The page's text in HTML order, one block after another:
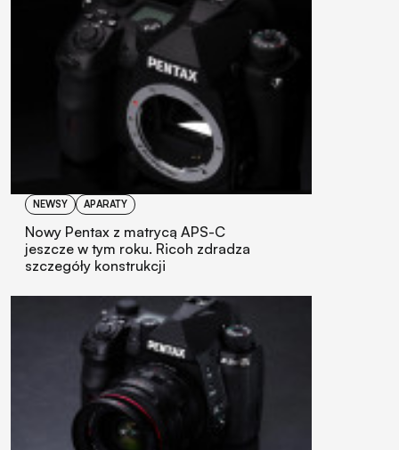
NEWSY APARATY
Nowy Pentax z matrycą APS-C
jeszcze w tym roku. Ricoh zdradza
szczegóły konstrukcji